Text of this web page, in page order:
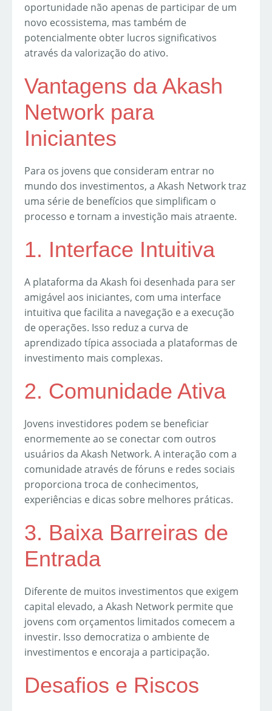
oportunidade não apenas de participar de um
novo ecossistema, mas também de
potencialmente obter lucros significativos
através da valorização do ativo.
Vantagens da Akash
Network para
Iniciantes
Para os jovens que consideram entrar no
mundo dos investimentos, a Akash Network traz
uma série de benefícios que simplificam o
processo e tornam a investição mais atraente.
1. Interface Intuitiva
A plataforma da Akash foi desenhada para ser
amigável aos iniciantes, com uma interface
intuitiva que facilita a navegação e a execução
de operações. Isso reduz a curva de
aprendizado típica associada a plataformas de
investimento mais complexas.
2. Comunidade Ativa
Jovens investidores podem se beneficiar
enormemente ao se conectar com outros
usuários da Akash Network. A interação com a
comunidade através de fóruns e redes sociais
proporciona troca de conhecimentos,
experiências e dicas sobre melhores práticas.
3. Baixa Barreiras de
Entrada
Diferente de muitos investimentos que exigem
capital elevado, a Akash Network permite que
jovens com orçamentos limitados comecem a
investir. Isso democratiza o ambiente de
investimentos e encoraja a participação.
Desafios e Riscos